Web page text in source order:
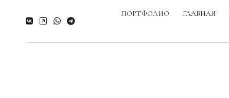
ПОРТФОЛИО ГЛАВНАЯ